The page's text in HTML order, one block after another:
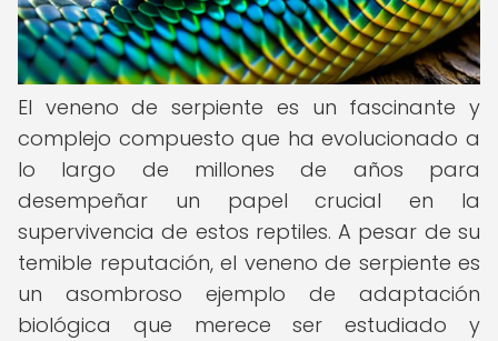
El veneno de serpiente es un fascinante y
complejo compuesto que ha evolucionado a
lo largo de millones de años para
desempeñar un papel crucial en la
supervivencia de estos reptiles. A pesar de su
temible reputación, el veneno de serpiente es
un asombroso ejemplo de adaptación
biológica que merece ser estudiado y